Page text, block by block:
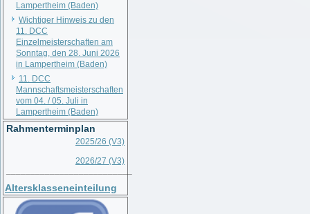
Lampertheim (Baden)
Wichtiger Hinweis zu den
11. DCC
Einzelmeisterschaften am
Sonntag, den 28. Juni 2026
in Lampertheim (Baden)
11. DCC
Mannschaftsmeisterschaften
vom 04. / 05. Juli in
Lampertheim (Baden)
Rahmenterminplan
2025/26 (V3)
2026/27 (V3)
Altersklasseneinteilung